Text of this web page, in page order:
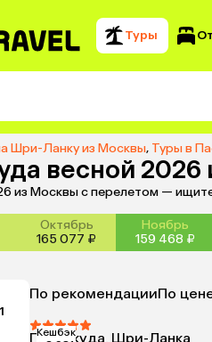
Туры
Шри-Ланку из Москвы, Туры в
весной
из Москвы с перелетом —
Октябрь
165 077 ₽
Ноябрь
159 468 ₽
По рекомендацииПо
Кешбэк
Пассикуда, Шри-Ланка